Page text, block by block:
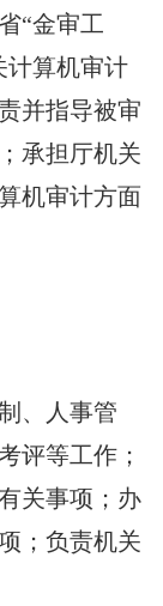
“金审工
计算机审计
并指导被审
承担厅机关
机审计方面
、人事管
评等工作；
关事项；办
；负责机关